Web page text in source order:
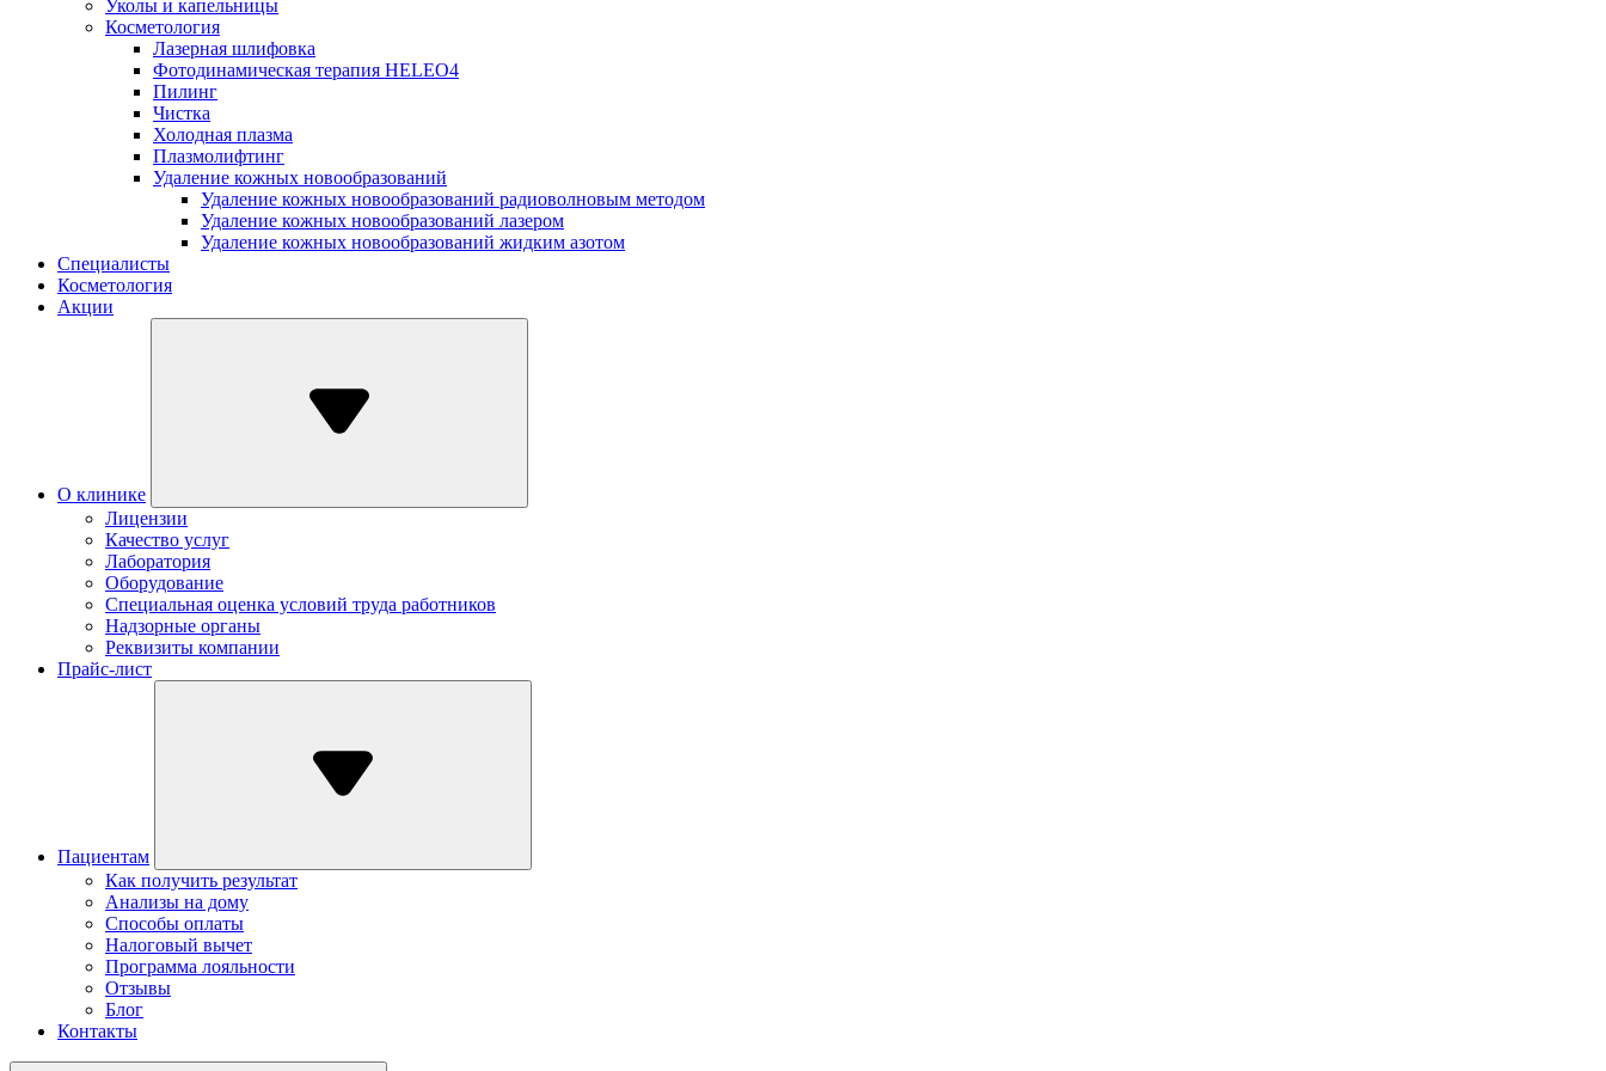
Уколы и капельницы
Косметология
Лазерная шлифовка
Фотодинамическая терапия HELEO4
Пилинг
Чистка
Холодная плазма
Плазмолифтинг
Удаление кожных новообразований
Удаление кожных новообразований радиоволновым методом
Удаление кожных новообразований лазером
Удаление кожных новообразований жидким азотом
Специалисты
Косметология
Акции
О клинике
Лицензии
Качество услуг
Лаборатория
Оборудование
Специальная оценка условий труда работников
Надзорные органы
Реквизиты компании
Прайс-лист
Пациентам
Как получить результат
Анализы на дому
Способы оплаты
Налоговый вычет
Программа лояльности
Отзывы
Блог
Контакты